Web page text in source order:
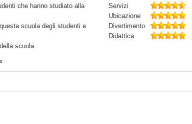
che hanno studiato alla
scuola degli studenti e
scuola.
Servizi
Ubicazione
Divertimento
Didattica